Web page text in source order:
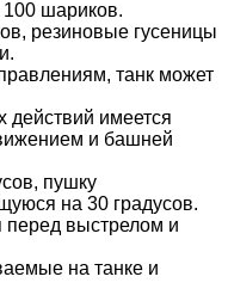
100 шариков.
резиновые гусеницы
танк может
действий имеется
и башней
пушку
на 30 градусов.
перед выстрелом и
на танке и